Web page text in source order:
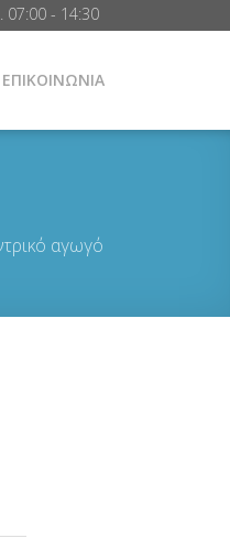
07:00 - 14:30
ΕΠΙΚΟΙΝΩΝΙΑ
αγωγό